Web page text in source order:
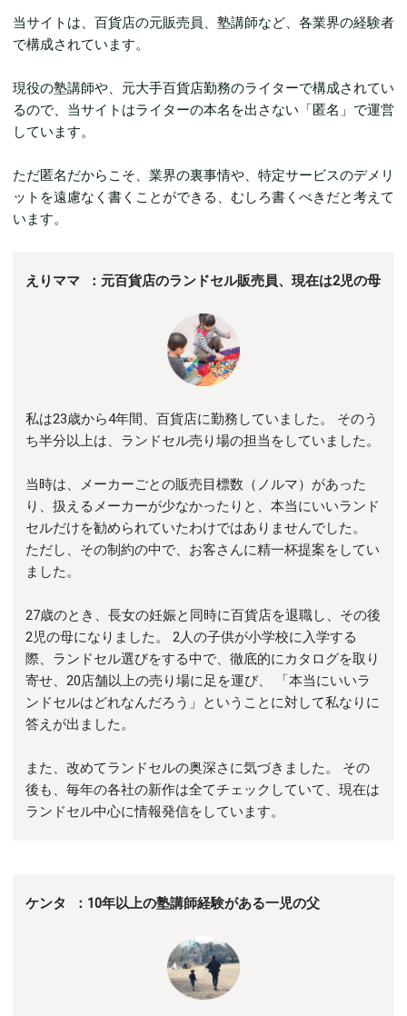
当サイトは、百貨店の元販売員、塾講師など、各業界の経験者
で構成されています。
現役の塾講師や、元大手百貨店勤務のライターで構成されてい
るので、当サイトはライターの本名を出さない「匿名」で運営
しています。
ただ匿名だからこそ、業界の裏事情や、特定サービスのデメリ
ットを遠慮なく書くことができる、むしろ書くべきだと考えて
います。
えりママ ：元百貨店のランドセル販売員、現在は2児の母
私は23歳から4年間、百貨店に勤務していました。 そのう
ち半分以上は、ランドセル売り場の担当をしていました。
当時は、メーカーごとの販売目標数（ノルマ）があった
り、扱えるメーカーが少なかったりと、本当にいいランド
セルだけを勧められていたわけではありませんでした。
ただし、その制約の中で、お客さんに精一杯提案をしてい
ました。
27歳のとき、長女の妊娠と同時に百貨店を退職し、その後
2児の母になりました。 2人の子供が小学校に入学する
際、ランドセル選びをする中で、徹底的にカタログを取り
寄せ、20店舗以上の売り場に足を運び、 「本当にいいラ
ンドセルはどれなんだろう」ということに対して私なりに
答えが出ました。
また、改めてランドセルの奥深さに気づきました。 その
後も、毎年の各社の新作は全てチェックしていて、現在は
ランドセル中心に情報発信をしています。
ケンタ ：10年以上の塾講師経験がある一児の父